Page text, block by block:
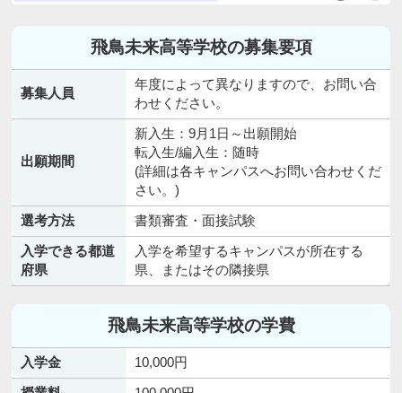
飛鳥未来高等学校の募集要項
募集人員
年度によって異なりますので、お問い合
わせください。
出願期間
新入生：9月1日～出願開始
転入生/編入生：随時
(詳細は各キャンパスへお問い合わせくだ
さい。)
選考方法
書類審査・面接試験
入学できる都道
府県
入学を希望するキャンパスが所在する
県、またはその隣接県
飛鳥未来高等学校の学費
入学金
10,000円